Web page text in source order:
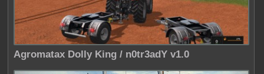
Agromatax Dolly King / n0tr3adY v1.0